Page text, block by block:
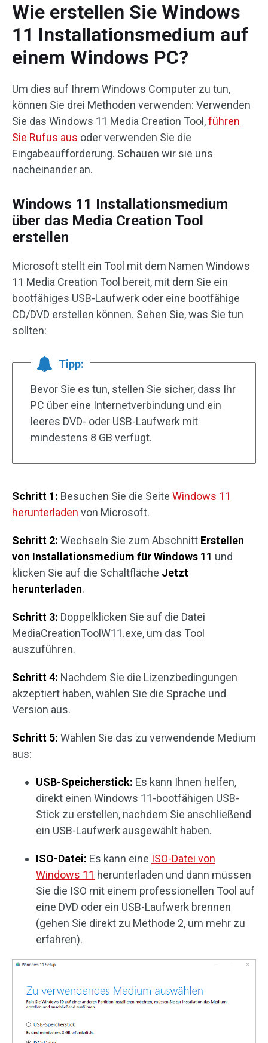
Wie erstellen Sie Windows
11 Installationsmedium auf
einem Windows PC?
Um dies auf Ihrem Windows Computer zu tun,
können Sie drei Methoden verwenden: Verwenden
Sie das Windows 11 Media Creation Tool,führen
Sie Rufus aus oder verwenden Sie die
Eingabeaufforderung. Schauen wir sie uns
nacheinander an.
Windows 11 Installationsmedium
über das Media Creation Tool
erstellen
Microsoft stellt ein Tool mit dem Namen Windows
11 Media Creation Tool bereit, mit dem Sie ein
bootfähiges USB-Laufwerk oder eine bootfähige
CD/DVD erstellen können. Sehen Sie, was Sie tun
sollten:
Tipp:
Bevor Sie es tun, stellen Sie sicher, dass Ihr
PC über eine Internetverbindung und ein
leeres DVD- oder USB-Laufwerk mit
mindestens 8 GB verfügt.
Schritt 1: Besuchen Sie die Seite Windows 11
herunterladen von Microsoft.
Schritt 2: Wechseln Sie zum Abschnitt Erstellen
von Installationsmedium für Windows 11 und
klicken Sie auf die Schaltfläche Jetzt
herunterladen.
Schritt 3: Doppelklicken Sie auf die Datei
MediaCreationToolW11.exe, um das Tool
auszuführen.
Schritt 4: Nachdem Sie die Lizenzbedingungen
akzeptiert haben, wählen Sie die Sprache und
Version aus.
Schritt 5: Wählen Sie das zu verwendende Medium
aus:
USB-Speicherstick: Es kann Ihnen helfen,
direkt einen Windows 11-bootfähigen USB-
Stick zu erstellen, nachdem Sie anschließend
ein USB-Laufwerk ausgewählt haben.
ISO-Datei: Es kann eine ISO-Datei von
Windows 11 herunterladen und dann müssen
Sie die ISO mit einem professionellen Tool auf
eine DVD oder ein USB-Laufwerk brennen
(gehen Sie direkt zu Methode 2, um mehr zu
erfahren).